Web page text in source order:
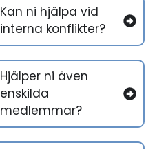
Kan ni hjälpa vid
interna konflikter?
Hjälper ni även
enskilda
medlemmar?